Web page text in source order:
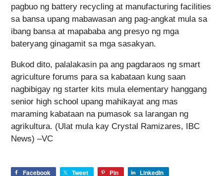
pagbuo ng battery recycling at manufacturing facilities
sa bansa upang mabawasan ang pag-angkat mula sa
ibang bansa at mapababa ang presyo ng mga
bateryang ginagamit sa mga sasakyan.
Bukod dito, palalakasin pa ang pagdaraos ng smart
agriculture forums para sa kabataan kung saan
nagbibigay ng starter kits mula elementary hanggang
senior high school upang mahikayat ang mas
maraming kabataan na pumasok sa larangan ng
agrikultura. (Ulat mula kay Crystal Ramizares, IBC
News) –VC
Facebook Tweet Pin LinkedIn